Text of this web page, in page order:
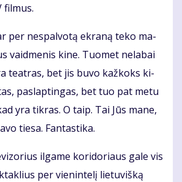
fil­mus.
per ne­spal­vo­tą ek­ra­ną te­ko ma­
vaid­me­nis ki­ne. Tuo­met ne­la­bai
te­at­ras, bet jis bu­vo kaž­koks ki­
pa­slap­tin­gas, bet tuo pat me­tu
yra tik­ras. O taip. Tai Jūs ma­ne,
tie­sa. Fan­tas­ti­ka.
il­ga­me ko­ri­do­riaus ga­le vis
per vie­nin­te­lį lie­tu­viš­ką